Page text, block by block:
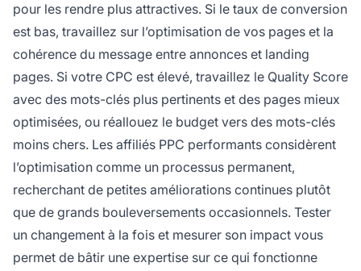
pour les rendre plus attractives. Si le taux de conversion
est bas, travaillez sur l’optimisation de vos pages et la
cohérence du message entre annonces et landing
pages. Si votre CPC est élevé, travaillez le Quality Score
avec des mots-clés plus pertinents et des pages mieux
optimisées, ou réallouez le budget vers des mots-clés
moins chers. Les affiliés PPC performants considèrent
l’optimisation comme un processus permanent,
recherchant de petites améliorations continues plutôt
que de grands bouleversements occasionnels. Tester
un changement à la fois et mesurer son impact vous
permet de bâtir une expertise sur ce qui fonctionne